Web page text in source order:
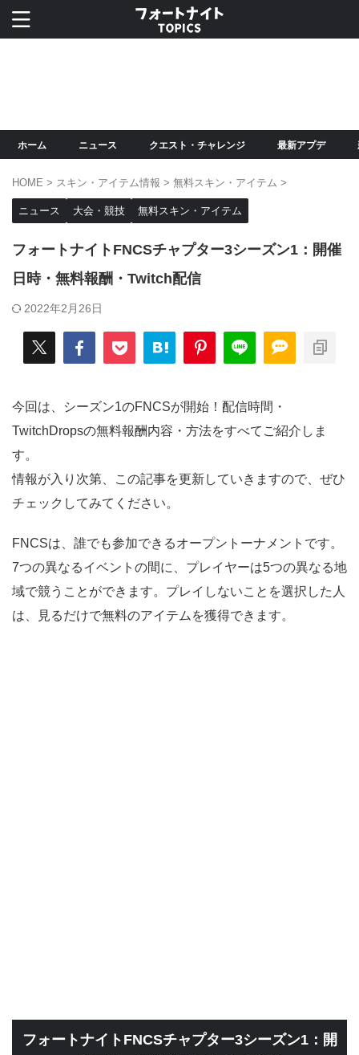
ホーム ニュース クエスト・チャレンジ 最新アプデ
HOME > スキン・アイテム情報 > 無料スキン・アイテム >
ニュース 大会・競技 無料スキン・アイテム
フォートナイトFNCSチャプター3シーズン1：開催
日時・無料報酬・Twitch配信
2022年2月26日
今回は、シーズン1のFNCSが開始！配信時間・
TwitchDropsの無料報酬内容・方法をすべてご紹介しま
す。
情報が入り次第、この記事を更新していきますので、ぜひ
チェックしてみてください。
FNCSは、誰でも参加できるオープントーナメントです。
7つの異なるイベントの間に、プレイヤーは5つの異なる地
域で競うことができます。プレイしないことを選択した人
は、見るだけで無料のアイテムを獲得できます。
フォートナイトFNCSチャプター3シーズン1：開